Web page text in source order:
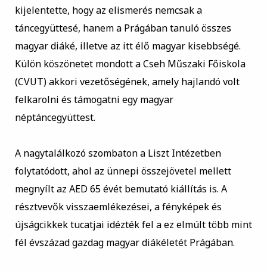
kijelentette, hogy az elismerés nemcsak a
táncegyüttesé, hanem a Prágában tanuló összes
magyar diáké, illetve az itt élő magyar kisebbségé.
Külön köszönetet mondott a Cseh Műszaki Főiskola
(CVUT) akkori vezetőségének, amely hajlandó volt
felkarolni és támogatni egy magyar
néptáncegyüttest.
A nagytalálkozó szombaton a Liszt Intézetben
folytatódott, ahol az ünnepi összejövetel mellett
megnyílt az AED 65 évét bemutató kiállítás is. A
résztvevők visszaemlékezései, a fényképek és
újságcikkek tucatjai idézték fel a ez elmúlt több mint
fél évszázad gazdag magyar diákéletét Prágában.